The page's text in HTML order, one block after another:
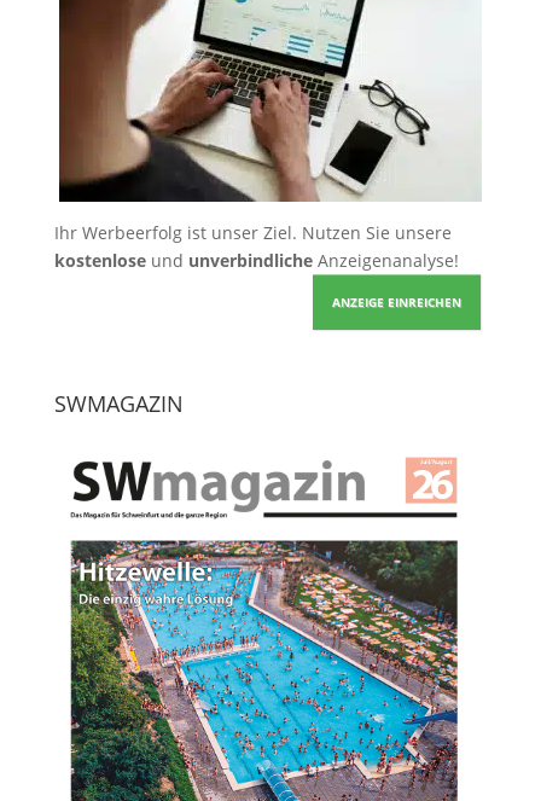
Ihr Werbeerfolg ist unser Ziel. Nutzen Sie unsere
kostenloseund unverbindlicheAnzeigenanalyse!
ANZEIGE EINREICHEN
SWMAGAZIN